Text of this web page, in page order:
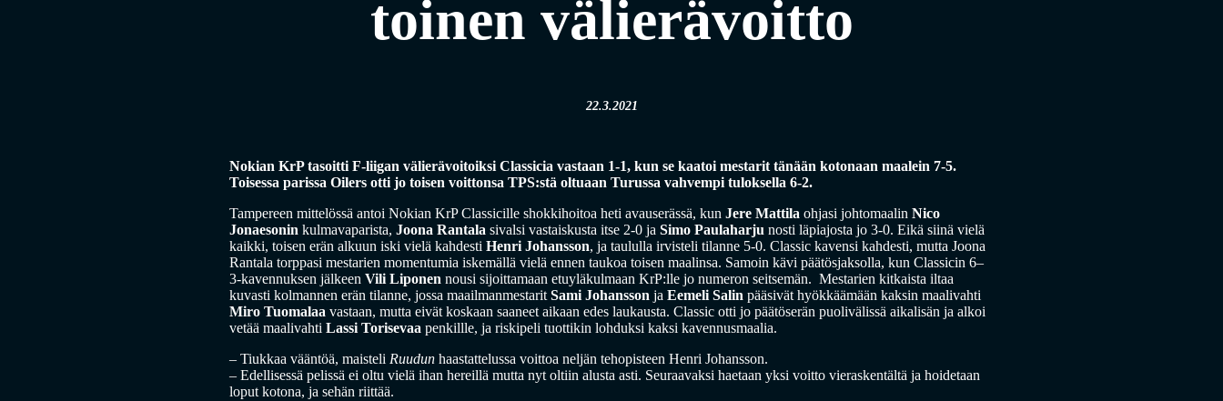
toinen välierävoitto
22.3.2021
Nokian KrP tasoitti F-liigan välierävoitoiksi Classicia vastaan 1-1, kun se kaatoi mestarit tänään kotonaan maalein 7-5.
Toisessa parissa Oilers otti jo toisen voittonsa TPS:stä oltuaan Turussa vahvempi tuloksella 6-2.
Tampereen mittelössä antoi Nokian KrP Classicille shokkihoitoa heti avauserässä, kun Jere Mattila ohjasi johtomaalin Nico
Jonaesonin kulmavaparista, Joona Rantala sivalsi vastaiskusta itse 2-0 ja Simo Paulaharju nosti läpiajosta jo 3-0. Eikä siinä vielä
kaikki, toisen erän alkuun iski vielä kahdesti Henri Johansson, ja taululla irvisteli tilanne 5-0. Classic kavensi kahdesti, mutta Joona
Rantala torppasi mestarien momentumia iskemällä vielä ennen taukoa toisen maalinsa. Samoin kävi päätösjaksolla, kun Classicin 6–
3-kavennuksen jälkeen Vili Liponen nousi sijoittamaan etuyläkulmaan KrP:lle jo numeron seitsemän. Mestarien kitkaista iltaa
kuvasti kolmannen erän tilanne, jossa maailmanmestarit Sami Johansson ja Eemeli Salin pääsivät hyökkäämään kaksin maalivahti
Miro Tuomalaa vastaan, mutta eivät koskaan saaneet aikaan edes laukausta. Classic otti jo päätöserän puolivälissä aikalisän ja alkoi
vetää maalivahti Lassi Torisevaa penkillle, ja riskipeli tuottikin lohduksi kaksi kavennusmaalia.
– Tiukkaa vääntöä, maisteli Ruudun haastattelussa voittoa neljän tehopisteen Henri Johansson.
– Edellisessä pelissä ei oltu vielä ihan hereillä mutta nyt oltiin alusta asti. Seuraavaksi haetaan yksi voitto vieraskentältä ja hoidetaan
loput kotona, ja sehän riittää.